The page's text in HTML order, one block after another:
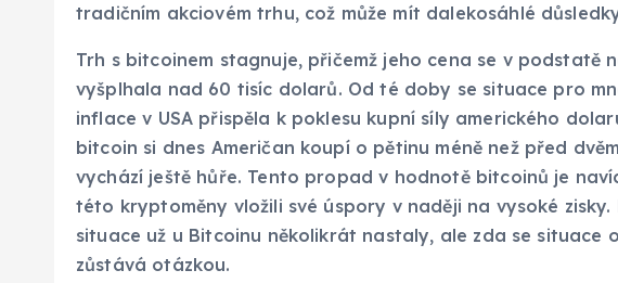
tradičním akciovém trhu, což může mít dalekosáhlé
Trh s bitcoinem stagnuje, přičemž jeho cena se v podstatě
vyšplhala nad 60 tisíc dolarů. Od té doby se situace pro
inflace v USA přispěla k poklesu kupní síly amerického
bitcoin si dnes Američan koupí o pětinu méně než před
vychází ještě hůře. Tento propad v hodnotě bitcoinů je
této kryptoměny vložili své úspory v naději na vysoké
situace už u Bitcoinu několikrát nastaly, ale zda se
zůstává otázkou.